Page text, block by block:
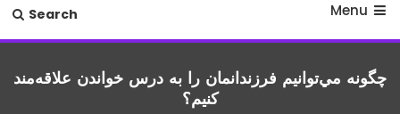
Menu
Search
چگونه مي‌توانيم فرزندانمان را به درس خواندن علاقه‌مند
كنيم؟